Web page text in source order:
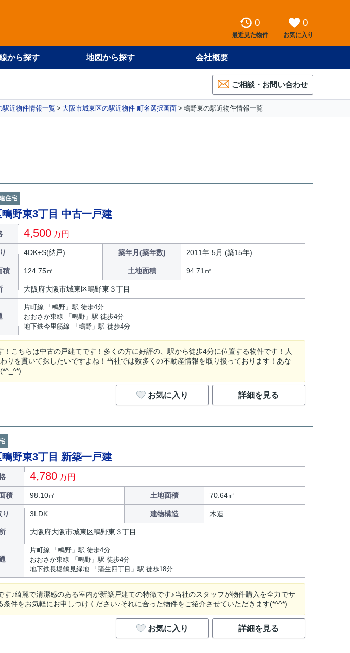
0
最近見た物件
0
お気に入り
から探す 地図から探す 会社概要
ご相談・お問い合わせ
駅近物件情報一覧 大阪市城東区の駅近物件 町名選択画面 鴫野東の駅近物件情報一覧
住宅
野東3丁目 中古一戸建
4,500 万円
4DK+S(納戸) 築年月(築年数) 2011年 5月 (築15年)
積 124.75㎡ 土地面積 94.71㎡
大阪府大阪市城東区鴫野東３丁目
片町線 「鴫野」駅 徒歩4分
おおさか東線 「鴫野」駅 徒歩4分
地下鉄今里筋線 「鴫野」駅 徒歩4分
こちらは中古の戸建てです！多くの方に好評の、駅から徒歩4分に位置する物件です！人
りを貫いて探したいですよね！当社では数多くの不動産情報を取り扱っております！あな
お気に入り 詳細を見る
野東3丁目 新築一戸建
4,780 万円
積 98.10㎡ 土地面積 70.64㎡
り 3LDK 建物構造 木造
大阪府大阪市城東区鴫野東３丁目
片町線 「鴫野」駅 徒歩4分
おおさか東線 「鴫野」駅 徒歩4分
地下鉄長堀鶴見緑地 「蒲生四丁目」駅 徒歩18分
♪綺麗で清潔感のある室内が新築戸建ての特徴です♪当社のスタッフが物件購入を全力でサ
件をお気軽にお申しつけください♪それに合った物件をご紹介させていただきます(*^^*)
お気に入り 詳細を見る